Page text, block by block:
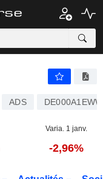
ADS
Varia. 1 janv.
-2,96%